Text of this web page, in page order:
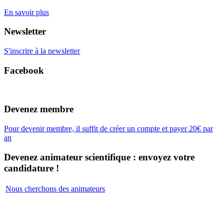
En savoir plus
Newsletter
S'inscrire à la newsletter
Facebook
Devenez membre
Pour devenir membre, il suffit de créer un compte et payer 20€ par
an
Devenez animateur scientifique : envoyez votre
candidature !
Nous cherchons des animateurs